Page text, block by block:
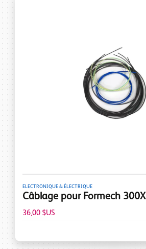
ELECTRONIQUE & ÉLECTRIQUE
Câblage pour Formech 300X
36,00 $US